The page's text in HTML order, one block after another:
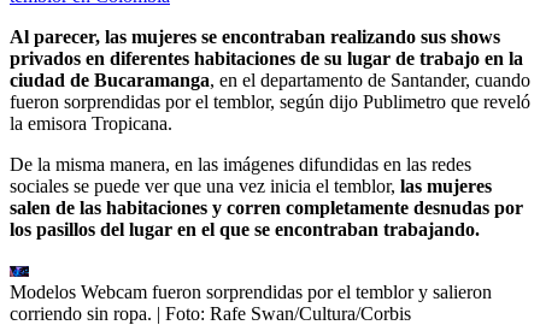
Al parecer, las mujeres se encontraban realizando sus shows
privados en diferentes habitaciones de su lugar de trabajo en la
ciudad de Bucaramanga, en el departamento de Santander, cuando
fueron sorprendidas por el temblor, según dijo Publimetro que reveló
la emisora Tropicana.
De la misma manera, en las imágenes difundidas en las redes
sociales se puede ver que una vez inicia el temblor, las mujeres
salen de las habitaciones y corren completamente desnudas por
los pasillos del lugar en el que se encontraban trabajando.
Modelos Webcam fueron sorprendidas por el temblor y salieron
corriendo sin ropa. | Foto: Rafe Swan/Cultura/Corbis